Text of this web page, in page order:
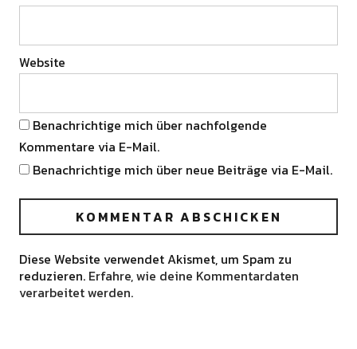
Website
Benachrichtige mich über nachfolgende
Kommentare via E-Mail.
Benachrichtige mich über neue Beiträge via E-Mail.
Diese Website verwendet Akismet, um Spam zu
reduzieren. Erfahre, wie deine Kommentardaten
verarbeitet werden.